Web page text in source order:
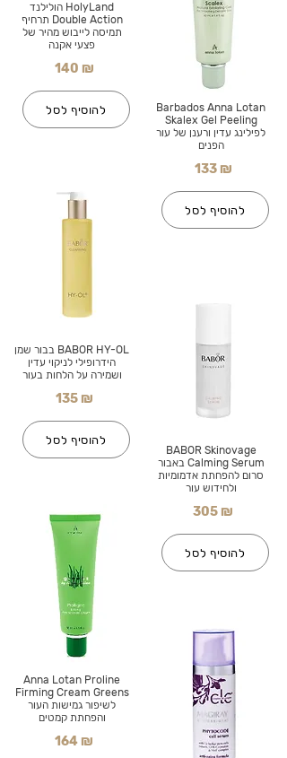
HolyLand הולילנד
Double Action תרחיף
תמיסה לייבוש מהיר של
פצעי אקנה
140 ₪
להוסיף לסל
BABOR HY-OL בבור שמן
הידרופילי לניקוי עדין
ושמירה על הלחות בעור
135 ₪
להוסיף לסל
Anna Lotan Proline
Firming Cream Greens
לשיפור גמישות העור
והפחתת קמטים
164 ₪
Barbados Anna Lotan
Skalex Gel Peeling
לפילינג עדין ורענן של עור
הפנים
133 ₪
להוסיף לסל
BABOR Skinovage
Calming Serum באבור
סרום להפחתת אדמומיות
ולחידוש עור
305 ₪
להוסיף לסל